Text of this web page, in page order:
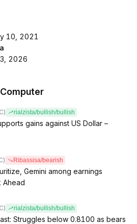
10, 2021
2026
rialzista/bullish/bullish
gains against US Dollar –
Ribassisa/bearish
Gemini among earnings
Ahead
rialzista/bullish/bullish
Struggles below 0.8100 as bears